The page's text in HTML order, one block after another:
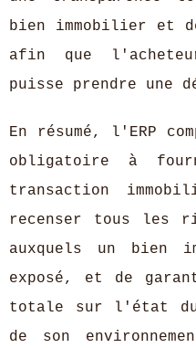
bien immobilier et
afin que
puisse prendre une
En résumé, l'ERP
obligatoire à
transaction
recenser tous les
auxquels un bien
exposé, et de
totale sur l'état
de son